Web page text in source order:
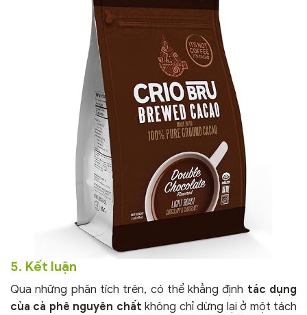
5. Kết luận
Qua những phân tích trên, có thể khẳng định tác dụng
của cà phê nguyên chất không chỉ dừng lại ở một tách